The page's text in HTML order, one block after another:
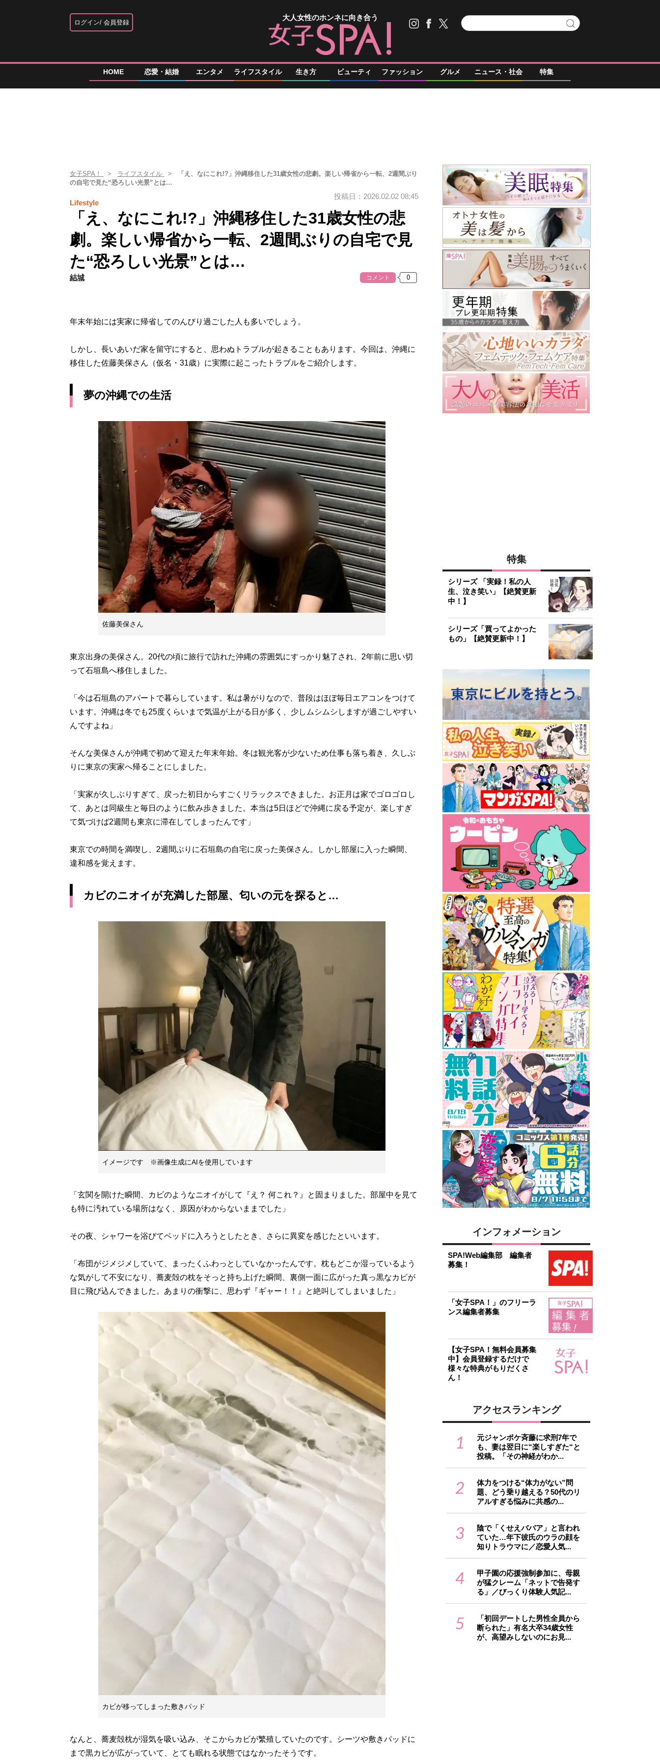
ログイン 会員登録
大人女性のホンネに向き合う
HOME 恋愛・結婚 エンタメ ライフスタイル 生き方 ビューティ ファッション グルメ ニュース・社会 特集
女子SPA！ ライフスタイル
「え、なにこれ!?」沖縄移住した31歳女性の悲劇。楽しい帰省から一転、2週間ぶり
の自宅で見た“恐ろしい光景”とは…
Lifestyle
投稿日：2026.02.02 08:45
「え、なにこれ!?」沖縄移住した31歳女性の悲
劇。楽しい帰省から一転、2週間ぶりの自宅で見
た“恐ろしい光景”とは…
結城 コメント
年末年始には実家に帰省してのんびり過ごした人も多いでしょう。
しかし、長いあいだ家を留守にすると、思わぬトラブルが起きることもあります。今回は、沖縄に
移住した佐藤美保さん（仮名・31歳）に実際に起こったトラブルをご紹介します。
夢の沖縄での生活
佐藤美保さん
東京出身の美保さん。20代の頃に旅行で訪れた沖縄の雰囲気にすっかり魅了され、2年前に思い切
って石垣島へ移住しました。
「今は石垣島のアパートで暮らしています。私は暑がりなので、普段はほぼ毎日エアコンをつけて
います。沖縄は冬でも25度くらいまで気温が上がる日が多く、少しムシムシしますが過ごしやすい
んですよね」
そんな美保さんが沖縄で初めて迎えた年末年始。冬は観光客が少ないため仕事も落ち着き、久しぶ
りに東京の実家へ帰ることにしました。
「実家が久しぶりすぎて、戻った初日からすごくリラックスできました。お正月は家でゴロゴロし
て、あとは同級生と毎日のように飲み歩きました。本当は5日ほどで沖縄に戻る予定が、楽しすぎ
て気づけば2週間も東京に滞在してしまったんです」
東京での時間を満喫し、2週間ぶりに石垣島の自宅に戻った美保さん。しかし部屋に入った瞬間、
違和感を覚えます。
カビのニオイが充満した部屋、匂いの元を探ると…
イメージです ※画像生成にAIを使用しています
「玄関を開けた瞬間、カビのようなニオイがして『え？ 何これ？』と固まりました。部屋中を見て
も特に汚れている場所はなく、原因がわからないままでした」
その夜、シャワーを浴びてベッドに入ろうとしたとき、さらに異変を感じたといいます。
「布団がジメジメしていて、まったくふわっとしていなかったんです。枕もどこか湿っているよう
な気がして不安になり、蕎麦殻の枕をそっと持ち上げた瞬間、裏側一面に広がった真っ黒なカビが
目に飛び込んできました。あまりの衝撃に、思わず『ギャー！！』と絶叫してしまいました」
カビが移ってしまった敷きパッド
なんと、蕎麦殻枕が湿気を吸い込み、そこからカビが繁殖していたのです。シーツや敷きパッドに
まで黒カビが広がっていて、とても眠れる状態ではなかったそうです。
特集
シリーズ 「実録！私の人
生、泣き笑い」【絶賛更新
中！】
シリーズ「買ってよかった
もの」【絶賛更新中！】
インフォメーション
SPA!Web編集部 編集者
募集！
「女子SPA！」のフリーラ
ンス編集者募集
【女子SPA！無料会員募集
中】会員登録するだけで
様々な特典がもりだくさ
ん！
アクセスランキング
1
元ジャンポケ斉藤に求刑7年で
も、妻は翌日に“楽しすぎた“と
投稿。「その神経がわか...
2
体力をつける“体力がない”問
題、どう乗り越える？50代のリ
アルすぎる悩みに共感の...
3
陰で「くせえババア」と言われ
ていた…年下彼氏のウラの顔を
知りトラウマに／恋愛人気...
4
甲子園の応援強制参加に、母親
が猛クレーム「ネットで告発す
る」／びっくり体験人気記...
5
「初回デートした男性全員から
断られた」有名大卒34歳女性
が、高望みしないのにお見...